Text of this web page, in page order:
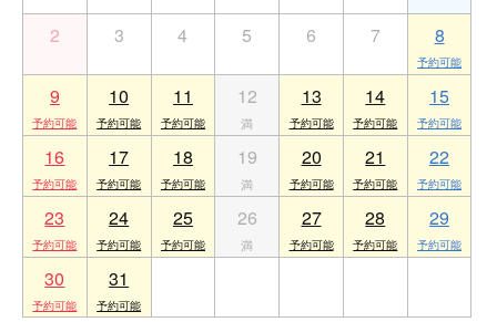
2 3 4 5 6 7 8
9 10 11 12 13 14 15
16 17 18 19 20 21 22
23 24 25 26 27 28 29
30 31